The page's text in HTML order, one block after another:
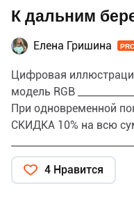
К дальним
Елена Гришина
Цифровая
модель RGB
При одновременной
СКИДКА 10% на всю
ПРИМЕНЕНИЕ и
можно использовать
4 Нравится